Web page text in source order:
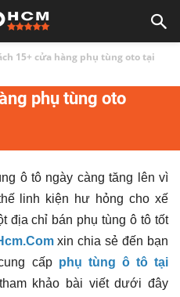
15+ cửa hàng phụ tùng oto tại
phụ tùng oto
ô tô ngày càng tăng lên vì
linh kiện hư hỏng cho xế
địa chỉ bán phụ tùng ô tô tốt
xin chia sẻ đến bạn
cấp phụ tùng ô tô tại
khảo bài viết dưới đây